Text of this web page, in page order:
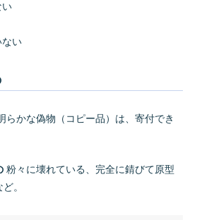
い
い
らかな偽物（コピー品）は、寄付でき
粉々に壊れている、完全に錆びて原型
。